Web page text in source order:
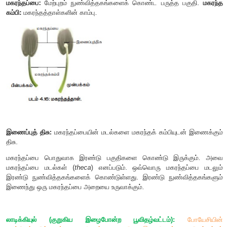
மகரந்தத்தாள் வட்டம்:
மகரந்தத்தாள் வட்டம்:
பாகமாகும். மேலும் மகரந்தத்தாள்களால் ஆனது. ஒவ்வொரு
மூன்று பாகங்கள் கொண்டது. அவை மகரந்தக்கம்பி,
இணைப்புத்திசு.
மகரந்தப்பை:
மேற்புறம் நுண்வித்தகங்களைக் கொண்ட பருத்த
மகரந்தத்தாள்களின் காம்பு.